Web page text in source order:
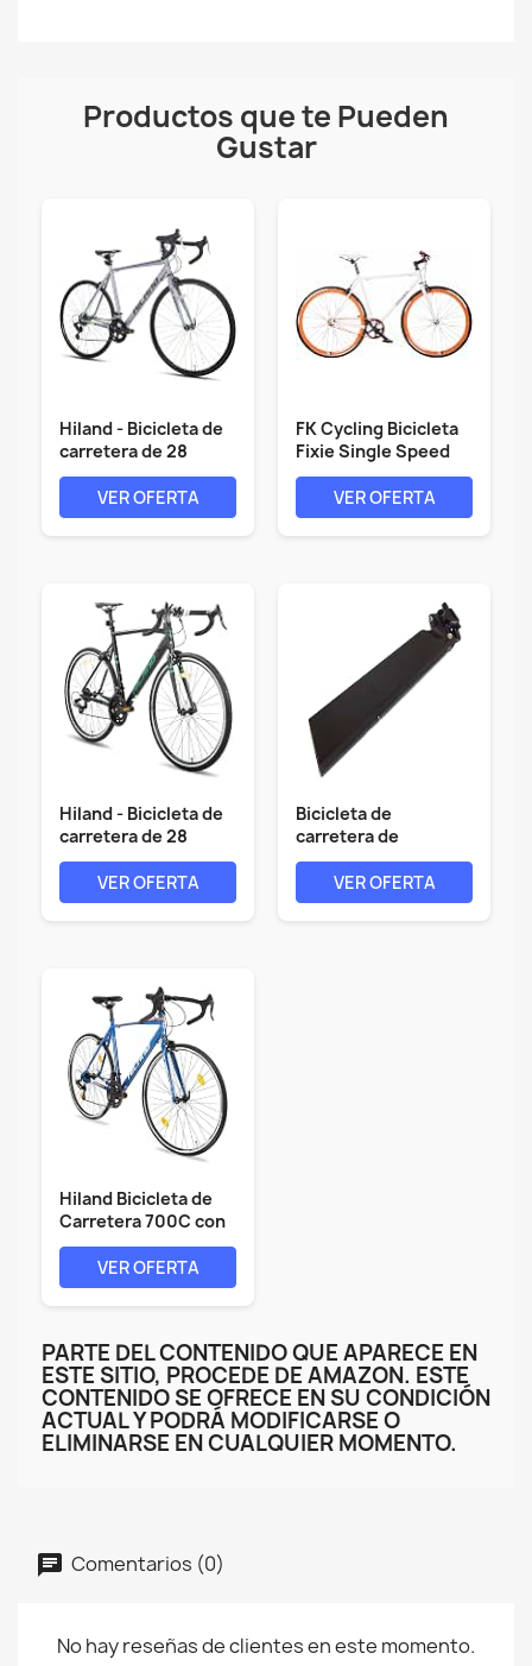
Productos que te Pueden
Gustar
Hiland - Bicicleta de
carretera de 28
pulgadas,...
VER OFERTA
FK Cycling Bicicleta
Fixie Single Speed
Rueda...
VER OFERTA
Hiland - Bicicleta de
carretera de 28
pulgadas,...
VER OFERTA
Bicicleta de
carretera de
engranaje fijo de...
VER OFERTA
Hiland Bicicleta de
Carretera 700C con
Marco de...
VER OFERTA
PARTE DEL CONTENIDO QUE APARECE EN
ESTE SITIO, PROCEDE DE AMAZON. ESTE
CONTENIDO SE OFRECE EN SU CONDICIÓN
ACTUAL Y PODRÁ MODIFICARSE O
ELIMINARSE EN CUALQUIER MOMENTO.
Comentarios (0)
No hay reseñas de clientes en este momento.